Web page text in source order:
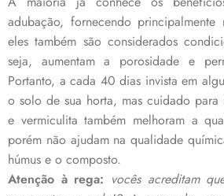
adubação, fornecendo
eles também são considerados
seja, aumentam a porosidade e
Portanto, a cada 40 dias invista em
o solo de sua horta, mas cuidado para
e vermiculita também melhoram a
porém não ajudam na qualidade
húmus e o composto.
Atenção à rega: vocês acreditam